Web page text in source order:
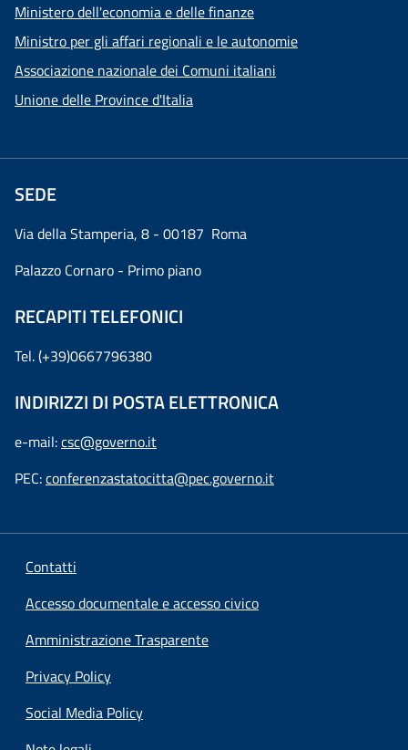
Ministero dell'economia e delle finanze
Ministro per gli affari regionali e le autonomie
Associazione nazionale dei Comuni italiani
Unione delle Province d'Italia
SEDE
Via della Stamperia, 8 - 00187 Roma
Palazzo Cornaro - Primo piano
RECAPITI TELEFONICI
Tel. (+39)0667796380
INDIRIZZI DI POSTA ELETTRONICA
e-mail:csc@governo.it
PEC:conferenzastatocitta@pec.governo.it
Contatti
Accesso documentale e accesso civico
Amministrazione Trasparente
Privacy Policy
Social Media Policy